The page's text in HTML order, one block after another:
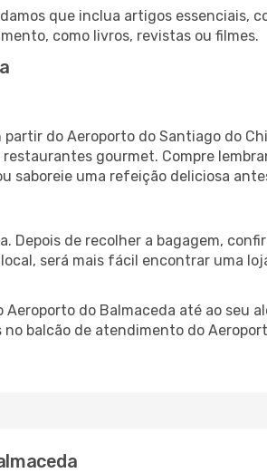
que inclua artigos essenciais,
como livros, revistas ou filmes.
do Aeroporto do Santiago do
gourmet. Compre
saboreie uma refeição deliciosa
Depois de recolher a bagagem,
será mais fácil encontrar uma
do Balmaceda até ao seu
balcão de atendimento do